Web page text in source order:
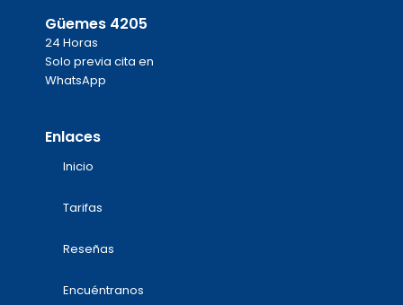
Güemes 4205
24 Horas
Solo previa cita en
WhatsApp
Enlaces
Inicio
Tarifas
Reseñas
Encuéntranos